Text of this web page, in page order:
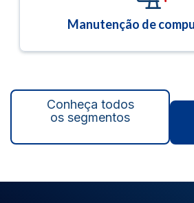
Manutenção de
Conheça todos
os segmentos